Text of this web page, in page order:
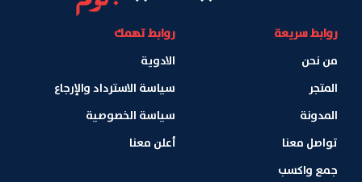
روابط سريعة
من نحن
المتجر
المدونة
تواصل معنا
جمع واكسب
روابط تهمك
الادوية
سياسة الاسترداد والإرجاع
سياسة الخصوصية
أعلن معنا